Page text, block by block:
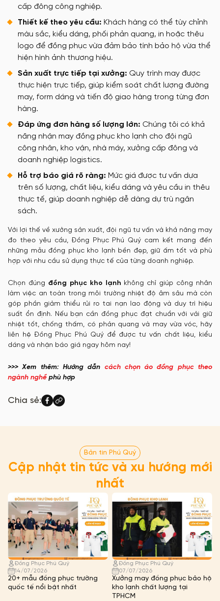
cấp đông công nghiệp.
Thiết kế theo yêu cầu: Khách hàng có thể tùy chỉnh
màu sắc, kiểu dáng, phối phản quang, in hoặc thêu
logo để đồng phục vừa đảm bảo tính bảo hộ vừa thể
hiện hình ảnh thương hiệu.
Sản xuất trực tiếp tại xưởng: Quy trình may được
thực hiện trực tiếp, giúp kiểm soát chất lượng đường
may, form dáng và tiến độ giao hàng trong từng đơn
hàng.
Đáp ứng đơn hàng số lượng lớn: Chúng tôi có khả
năng nhận may đồng phục kho lạnh cho đội ngũ
công nhân, kho vận, nhà máy, xưởng cấp đông và
doanh nghiệp logistics.
Hỗ trợ báo giá rõ ràng: Mức giá được tư vấn dựa
trên số lượng, chất liệu, kiểu dáng và yêu cầu in thêu
thực tế, giúp doanh nghiệp dễ dàng dự trù ngân
sách.
Với lợi thế về xưởng sản xuất, đội ngũ tư vấn và khả năng may
đo theo yêu cầu, Đồng Phục Phú Quý cam kết mang đến
những mẫu đồng phục kho lạnh bền đẹp, giữ ấm tốt và phù
hợp với nhu cầu sử dụng thực tế của từng doanh nghiệp.
Chọn đúng đồng phục kho lạnh không chỉ giúp công nhân
làm việc an toàn trong môi trường nhiệt độ âm sâu mà còn
góp phần giảm thiểu rủi ro tai nạn lao động và duy trì hiệu
suất ổn định. Nếu bạn cần đồng phục đạt chuẩn với vải giữ
nhiệt tốt, chống thấm, có phản quang và may vừa vóc, hãy
liên hệ Đồng Phục Phú Quý để được tư vấn chất liệu, kiểu
dáng và nhận báo giá ngay hôm nay!
>>> Xem thêm: Hướng dẫn cách chọn áo đồng phục theo
ngành nghề phù hợp
Chia sẻ:
Bản tin Phú Quý
Cập nhật tin tức và xu hướng mới
nhất
Đồng Phục Phú Quý
14/07/2026
20+ mẫu đồng phục trường
quốc tế nổi bật nhất
Đồng Phục Phú Quý
07/07/2026
Xưởng may đồng phục bảo hộ
kho lạnh chất lượng tại
TPHCM